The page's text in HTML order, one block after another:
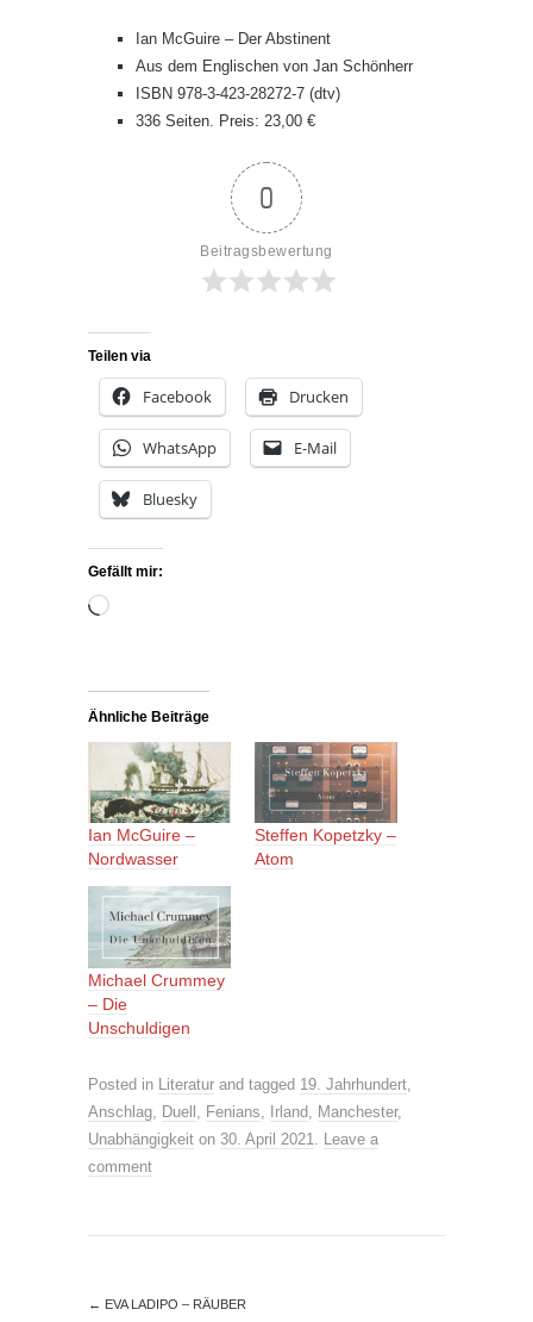
Ian McGuire – Der Abstinent
Aus dem Englischen von Jan Schönherr
ISBN 978-3-423-28272-7 (dtv)
336 Seiten. Preis: 23,00 €
0
Beitragsbewertung
Teilen via
Facebook Drucken
WhatsApp E-Mail
Bluesky
Gefällt mir:
Wird
Ähnliche Beiträge
Ian McGuire –
Nordwasser
Steffen Kopetzky –
Atom
Michael Crummey
– Die
Unschuldigen
Posted in Literatur and tagged 19. Jahrhundert
Anschlag
Duell Fenians Irland Manchester,
Unabhängigkeit on 30. April 2021
Leave a
comment
← EVA LADIPO – RÄUBER